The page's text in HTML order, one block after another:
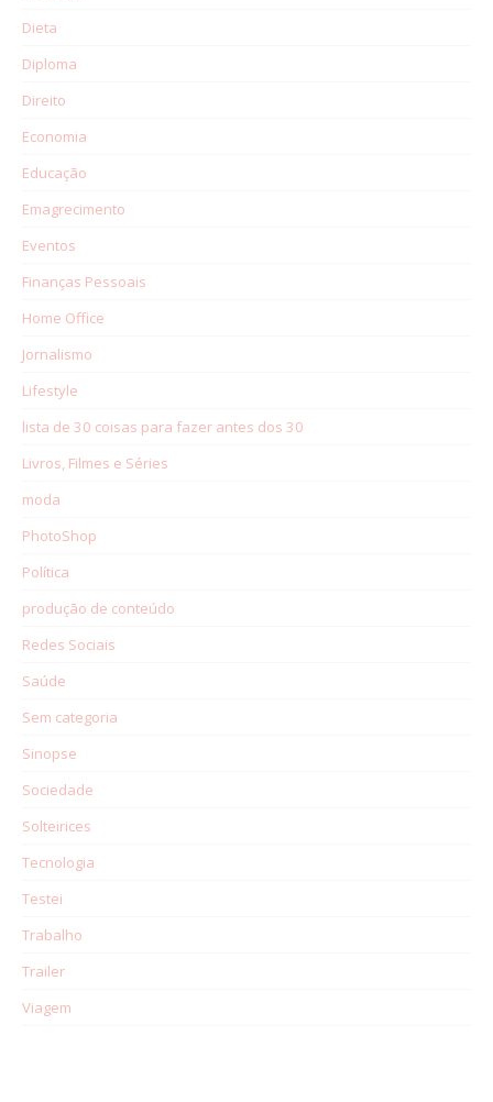
Dieta
Diploma
Direito
Economia
Educação
Emagrecimento
Eventos
Finanças Pessoais
Home Office
Jornalismo
Lifestyle
lista de 30 coisas para fazer antes dos 30
Livros, Filmes e Séries
moda
PhotoShop
Política
produção de conteúdo
Redes Sociais
Saúde
Sem categoria
Sinopse
Sociedade
Solteirices
Tecnologia
Testei
Trabalho
Trailer
Viagem